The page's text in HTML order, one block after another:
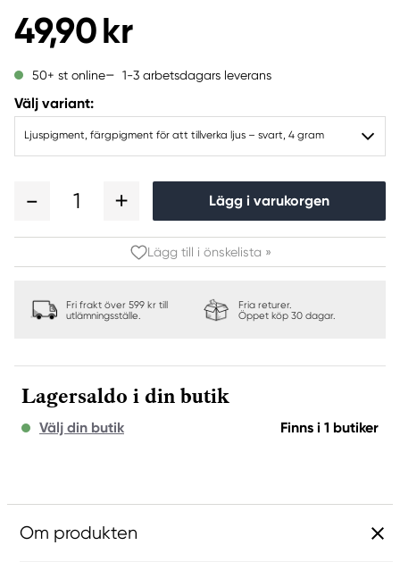
49,90 kr
50+ st online 1-3 arbetsdagars leverans
Välj variant:
Ljuspigment, färgpigment för att tillverka ljus – svart, 4 gram
1 Lägg i varukorgen
Lägg till i önskelista »
Fri frakt över 599 kr till
utlämningsställe.
Fria returer.
Öppet köp 30 dagar.
Lagersaldo i din butik
Välj din butik Finns i 1 butiker
Om produkten